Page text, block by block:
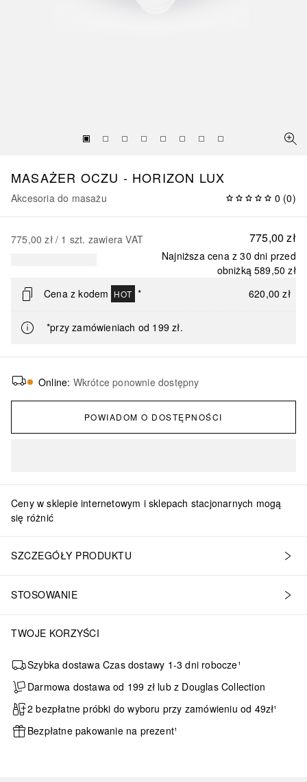
MASAŻER OCZU - HORIZON LUX
Akcesoria do masażu 0 (0)
775,00 zł
Najniższa cena z 30 dni przed
obniżką 589,50 zł
775,00 zł / 1 szt. zawiera VAT
Cena z kodem HOT * 620,00 zł
*przy zamówieniach od 199 zł.
Online: Wkrótce ponownie dostępny
POWIADOM O DOSTĘPNOŚCI
Ceny w sklepie internetowym i sklepach stacjonarnych mogą
się różnić
SZCZEGÓŁY PRODUKTU
STOSOWANIE
TWOJE KORZYŚCI
Szybka dostawa Czas dostawy 1-3 dni robocze¹
Darmowa dostawa od 199 zł lub z Douglas Collection
2 bezpłatne próbki do wyboru przy zamówieniu od 49zł¹
Bezpłatne pakowanie na prezent¹